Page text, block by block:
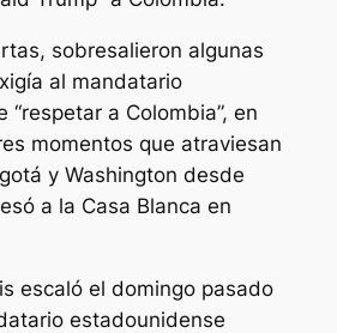
sobresalieron algunas
al mandatario
“respetar a Colombia”, en
momentos que atraviesan
y Washington desde
a la Casa Blanca en
escaló el domingo pasado
estadounidense